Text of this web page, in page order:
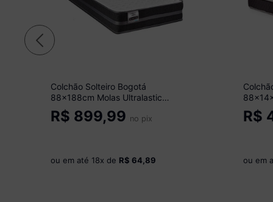
Colchão Solteiro Bogotá
88x188cm Molas Ultralastic
Softgel Inducol CR446A
Branco/Grafite
R$ 899,99 no pix
ou em até 18x de R$ 64,89
R$
ou em